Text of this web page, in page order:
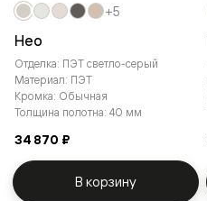
Нео
Отделка: ПЭТ светло-серый
Материал: ПЭТ
Кромка: Обычная
Толщина полотна: 40 мм
34 870 ₽
+5
В корзину